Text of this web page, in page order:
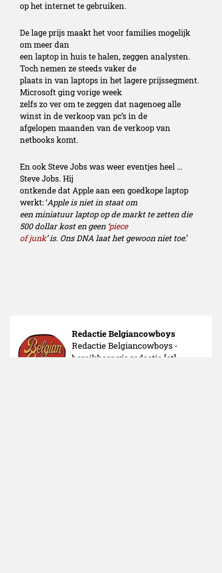
op het internet te gebruiken.
De lage prijs maakt het voor families mogelijk
om meer dan
een laptop in huis te halen, zeggen analysten.
Toch nemen ze steeds vaker de
plaats in van laptops in het lagere prijssegment.
Microsoft ging vorige week
zelfs zo ver om te zeggen dat nagenoeg alle
winst in de verkoop van pc’s in de
afgelopen maanden van de verkoop van
netbooks komt.
En ook Steve Jobs was weer eventjes heel …
Steve Jobs. Hij
ontkende dat Apple aan een goedkope laptop
werkt: ‘Apple is niet in staat om
een miniatuur laptop op de markt te zetten die
500 dollar kost en geen ‘piece
of junk’ is. Ons DNA laat het gewoon niet toe.’
Redactie Belgiancowboys
Redactie Belgiancowboys -
bereikbaar via redactie [at]